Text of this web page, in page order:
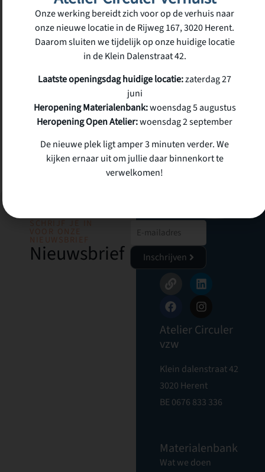
€0,60
incl.
btw
660 op voorraad
VOOR ONZE
NIEUWSBRIEF
Nieuwsbrief Inschrijven
Atelier Circuler
vzw
Klein dalenstraat 42
3020 Herent
BE 0676 833 336
Materialenbank
Wat we doen
Onze werking bereidt zich voor op de verhuis naar
onze nieuwe locatie in de Rijweg 167, 3020 Herent.
Daarom sluiten we tijdelijk op onze huidige locatie
in de Klein Dalenstraat 42.
Laatste openingsdag huidige locatie:zaterdag 27
juni
Heropening Materialenbank:woensdag 5 augustus
Heropening Open Atelier:woensdag 2 september
De nieuwe plek ligt amper 3 minuten verder. We
kijken ernaar uit om jullie daar binnenkort te
verwelkomen!